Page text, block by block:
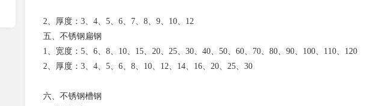
2、厚度：3、4、5、6、7、8、9、10、12
五、不锈钢扁钢
1、宽度：5、6、8、10、15、20、25、30、40、50、60、70、80、90、100、110、120
2、厚度：3、4、5、6、8、10、12、14、16、20、25、30
六、不锈钢槽钢